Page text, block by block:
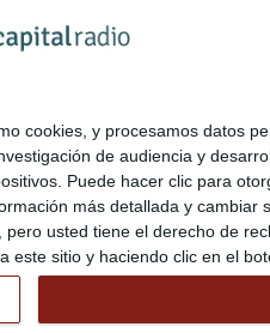
cookies, y procesamos datos
de audiencia y
Puede hacer clic para
más detallada y
usted tiene el derecho de
sitio y haciendo clic en el